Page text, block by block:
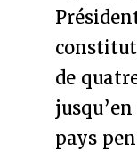
de
pays